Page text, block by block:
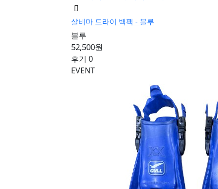
살비마 드라이 백팩 - 블루
블루
52,500원
후기 0
EVENT